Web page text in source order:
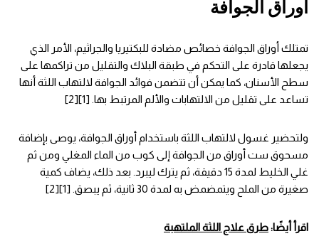
أوراق الجوافة
تمتلك أوراق الجوافة خصائص مضادة للبكتيريا والجراثيم، الأمر الذي
يجعلها قادرة على التحكم في طبقة البلاك والتقليل من تراكمها على
سطح الأسنان، كما يمكن أن تتضمن فوائد الجوافة لالتهاب اللثة أنها
تساعد على تقليل من الالتهابات والألم المرتبط بها. [1][2]
ولتحضير غسول لالتهاب اللثة باستخدام أوراق الجوافة، يوصى بإضافة
مسحوق ست أوراق من الجوافة إلى كوب من الماء المغلي ومن ثم
غلي الخليط لمدة 15 دقيقة، ثم يترك ليبرد. بعد ذلك، يضاف كمية
صغيرة من الملح ويتمضمض به لمدة 30 ثانية، ثم يبصق. [1][2]
اقرأ أيضًا:طرق علاج اللثة الملتهبة